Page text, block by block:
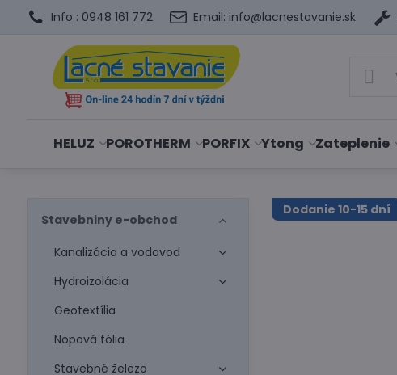
Info : 0948 161 772 Email: info@lacnestavanie.sk
HELUZ POROTHERM PORFIX Ytong Zateplenie
Dodanie 10-15 dní
Stavebniny e-obchod
Kanalizácia a vodovod
Hydroizolácia
Geotextília
Nopová fólia
Stavebné železo